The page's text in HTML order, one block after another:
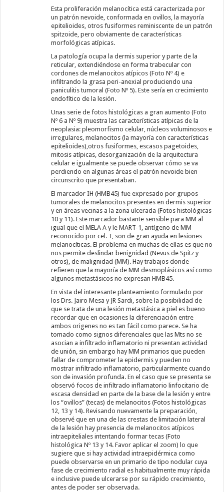
Esta proliferación melanocítica está caracterizada por
un patrón nevoide, conformada en ovillos, la mayoría
epitelioides, otros fusiformes reminiscente de un patrón
spitzoide, pero obviamente de características
morfológicas atípicas.
La patología ocupa la dermis superior y parte de la
reticular, extendiéndose en forma trabecular con
cordones de melanocitos atípicos (Foto Nº 4) e
infiltrando la grasa peri-anexial produciendo una
paniculitis tumoral (Foto Nº 5). Este sería en crecimiento
endofítico de la lesión.
Unas serie de fotos histológicas a gran aumento (Foto
Nº 6 a Nº 9) muestra las características atípicas de la
neoplasia: pleomorfismo celular, núcleos voluminosos e
irregulares, melanocitos (la mayoría con características
epitelioides),otros fusiformes, escasos pagetoides,
mitosis atípicas, desorganización de la arquitectura
celular e igualmente se puede observar cómo se va
perdiendo en algunas áreas el patrón nevoide bien
circunscrito que presentaban.
El marcador IH (HMB45) fue expresado por grupos
tumorales de melanocitos presentes en dermis superior
y en áreas vecinas a la zona ulcerada (Fotos histológicas
10 y 11). Este marcador bastante sensible para MM al
igual que el MELA A y le MART-1, antígeno de MM
reconocido por cel. T, son de gran ayuda en lesiones
melanocíticas. El problema en muchas de ellas es que no
nos permite deslindar benignidad (Nevus de Spitz y
otros), de malignidad (MM). Hay trabajos donde
refieren que la mayoría de MM desmoplásicos así como
algunos metastásicos no expresan HMB45.
En vista del interesante planteamiento formulado por
los Drs. Jairo Mesa y JR Sardi, sobre la posibilidad de
que se trata de una lesión metastásica a piel es bueno
recordar que en ocasiones la diferenciación entre
ambos origenes no es tan fácil como parece. Se ha
tomado como signos diferenciales que las Mts no se
asocian a infiltrado inflamatorio ni presentan actividad
de unión, sin embargo hay MM primarios que pueden
fallar de comprometer la epidermis y pueden no
mostrar infiltrado inflamatorio, particularmente cuando
son de invasión profunda. En el caso que se presenta se
observó focos de infiltrado inflamatorio linfocitario de
escasa densidad en parte de la base de la lesión y entre
los “ovillos” (tecas) de melanocitos (Fotos histológicas
12, 13 y 14). Revisando nuevamente la preparación,
observé que en una de las crestas de limitación lateral
de la lesión hay presencia de melanocitos atípicos
intraepiteliales intentando formar tecas (Foto
histológica Nº 13 y 14. Favor aplicar el zoom) lo que
sugiere que si hay actividad intraepidérmica como
puede observarse en un primario de tipo nodular cuya
fase de crecimiento radial es habitualmente muy rápida
e inclusive puede ulcerarse por su rápido crecimiento,
antes de poder ser observada.